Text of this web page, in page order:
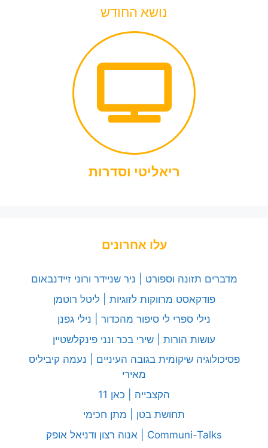
נושא החודש
ריאליטי וסדרות
עלו אחרונים
מדברים תזונה וספורט | ניר שניידר ורוני זיידנבאום
פודקאסט מרווקות לזוגיות | ליטל רוטמן
נילי ספרי לי סיפור מהכדור | נילי גפנן
עושות הורות | שירי בכר ונני פינקלשטיין
פסיכולוגיה שיקומית בגובה העיניים | נעמה קיביליס
מאירי
הקצבייה | כאן 11
תחושת בטן | מתן חכימי
Communi-Talks | אנוה רצון ודניאל אופק